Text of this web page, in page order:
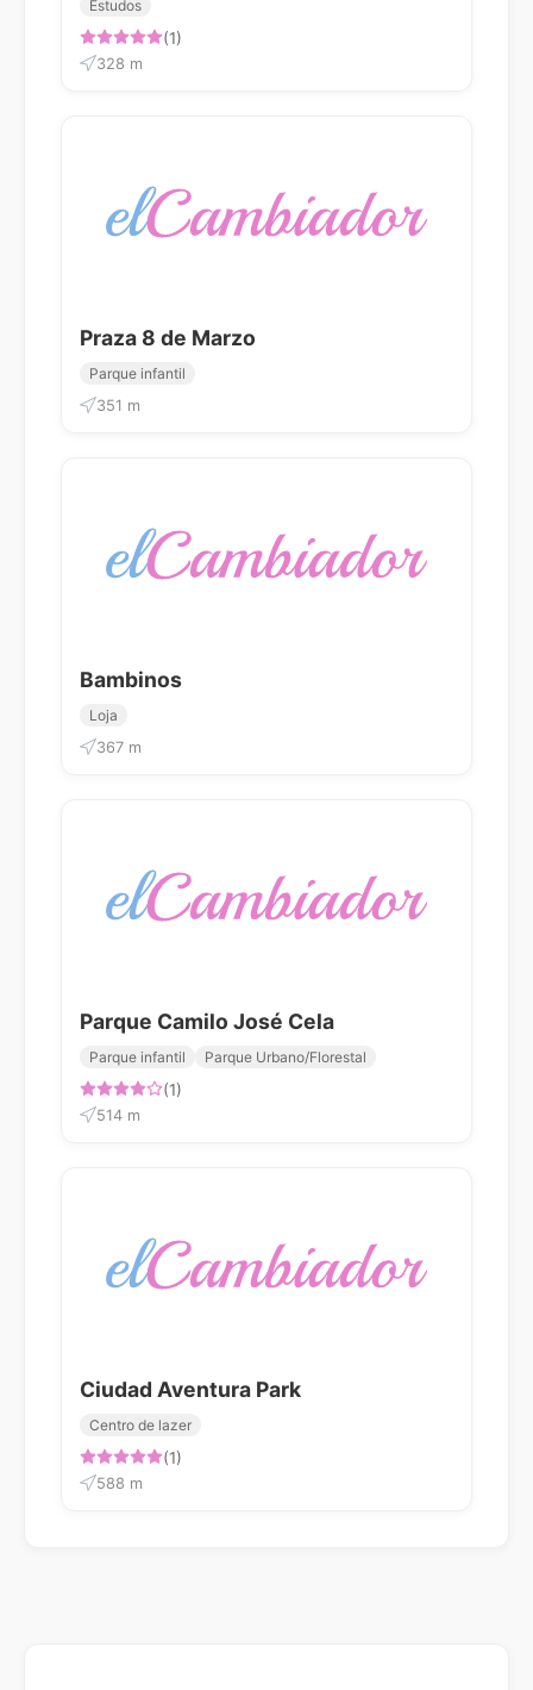
Estudos
(1)
328 m
Praza 8 de Marzo
Parque infantil
351 m
Bambinos
Loja
367 m
Parque Camilo José Cela
Parque infantil Parque Urbano/Florestal
(1)
514 m
Ciudad Aventura Park
Centro de lazer
(1)
588 m